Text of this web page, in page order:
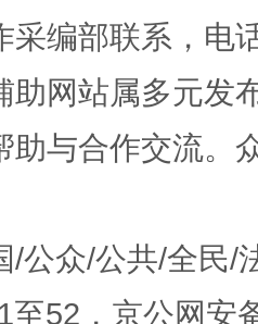
谢
采编部联系，电
助网站属多元发
助与合作交流。
/公众/公共/全民/
至52，京公网安